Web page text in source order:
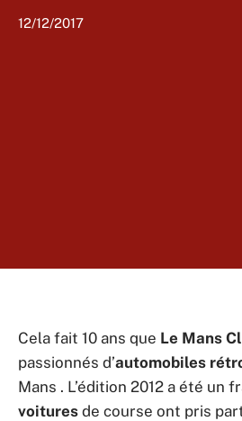
12/12/2017
Cela fait 10 ans que Le Mans
passionnés d’automobiles
Mans . L’édition 2012 a été un
voitures de course ont pris